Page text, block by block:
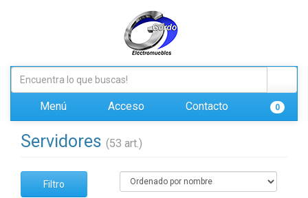
Menú Acceso Contacto 0
Servidores (53 art.)
Filtro